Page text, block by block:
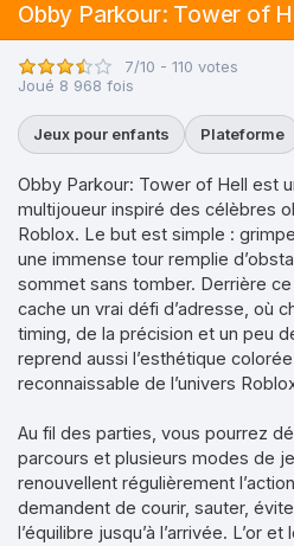
Obby Parkour: Tower of
7/10 - 110 votes
Joué 8 968 fois
Jeux pour enfants Plateforme
Obby Parkour: Tower of Hell est
multijoueur inspiré des célèbres
Roblox. Le but est simple :
une immense tour remplie
sommet sans tomber. Derrière
cache un vrai défi d’adresse, où
timing, de la précision et un peu
reprend aussi l’esthétique
reconnaissable de l’univers
Au fil des parties, vous pourrez
parcours et plusieurs modes de
renouvellent régulièrement
demandent de courir, sauter,
l’équilibre jusqu’à l’arrivée. L’or